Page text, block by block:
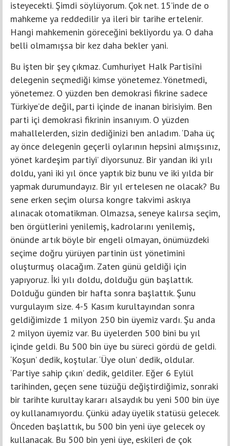
isteyecekti. Şimdi söylüyorum. Çok net. 15’inde de o
mahkeme ya reddedilir ya ileri bir tarihe ertelenir.
Hangi mahkemenin göreceğini bekliyordu ya. O daha
belli olmamışsa bir kez daha bekler yani.
Bu işten bir şey çıkmaz. Cumhuriyet Halk Partisi’ni
delegenin seçmediği kimse yönetemez. Yönetmedi,
yönetemez. O yüzden ben demokrasi fikrine sadece
Türkiye’de değil, parti içinde de inanan birisiyim. Ben
parti içi demokrasi fikrinin insanıyım. O yüzden
mahallelerden, sizin dediğinizi ben anladım. ‘Daha üç
ay önce delegenin geçerli oylarının hepsini almışsınız,
yönet kardeşim partiyi’ diyorsunuz. Bir yandan iki yılı
doldu, yani iki yıl önce yaptık biz bunu ve iki yılda bir
yapmak durumundayız. Bir yıl ertelesen ne olacak? Bu
sene erken seçim olursa kongre takvimi askıya
alınacak otomatikman. Olmazsa, seneye kalırsa seçim,
ben örgütlerini yenilemiş, kadrolarını yenilemiş,
önünde artık böyle bir engeli olmayan, önümüzdeki
seçime doğru yürüyen partinin üst yönetimini
oluşturmuş olacağım. Zaten günü geldiği için
yapıyoruz. İki yılı doldu, dolduğu gün başlattık.
Dolduğu günden bir hafta sonra başlattık. Şunu
vurgulayım size. 4-5 Kasım kurultayından sonra
geldiğimizde 1 milyon 250 bin üyemiz vardı. Şu anda
2 milyon üyemiz var. Bu üyelerden 500 bini bu yıl
içinde geldi. Bu 500 bin üye bu süreci gördü de geldi.
‘Koşun’ dedik, koştular. ‘Üye olun’ dedik, oldular.
‘Partiye sahip çıkın’ dedik, geldiler. Eğer 6 Eylül
tarihinden, geçen sene tüzüğü değiştirdiğimiz, sonraki
bir tarihte kurultay kararı alsaydık bu yeni 500 bin üye
oy kullanamıyordu. Çünkü aday üyelik statüsü gelecek.
Önceden başlattık, bu 500 bin yeni üye gelecek oy
kullanacak. Bu 500 bin yeni üye, eskileri de çok